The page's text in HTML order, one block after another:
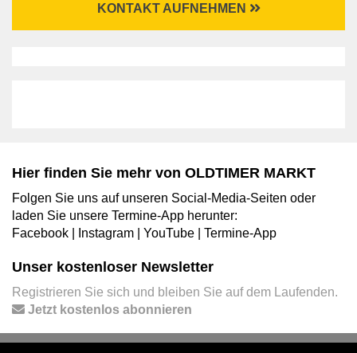
KONTAKT AUFNEHMEN
Hier finden Sie mehr von OLDTIMER MARKT
Folgen Sie uns auf unseren Social-Media-Seiten oder
laden Sie unsere Termine-App herunter:
Facebook
Instagram YouTube Termine-App
Unser kostenloser Newsletter
Registrieren Sie sich und bleiben Sie auf dem Laufenden.
Jetzt kostenlos abonnieren